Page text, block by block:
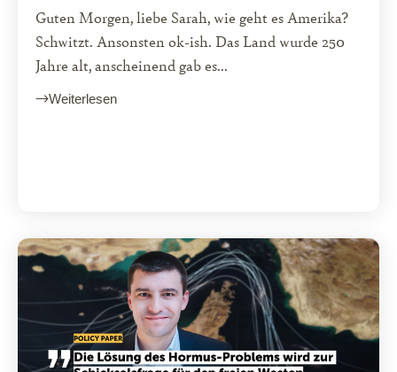
Guten Morgen, liebe Sarah, wie geht es Amerika?
Schwitzt. Ansonsten ok-ish. Das Land wurde 250
Jahre alt, anscheinend gab es...
Weiterlesen